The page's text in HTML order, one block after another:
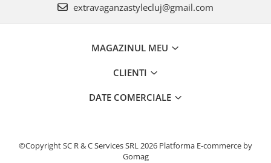
extravaganzastylecluj@gmail.com
MAGAZINUL MEU
CLIENTI
DATE COMERCIALE
©Copyright SC R & C Services SRL 2026 Platforma E-commerce by
Gomag